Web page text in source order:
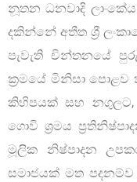
නූතන ධනවාදි
දකින්නේ අතීත ශ්‍රී
පැවැති චින්තනයේ
ක්‍රමයේ මිනිසා
කිහිපයක් සහ
ගොවි ශ්‍රමය
මූලික නිෂ්පාදන
සමාජයක් මත